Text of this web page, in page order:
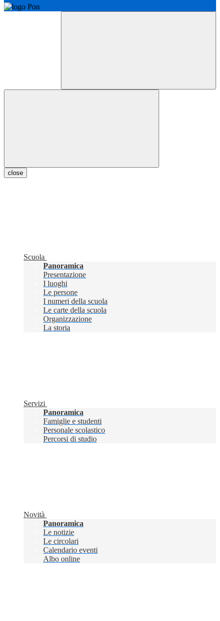
close
Scuola
Panoramica
Presentazione
I luoghi
Le persone
I numeri della scuola
Le carte della scuola
Organizzazione
La storia
Servizi
Panoramica
Famiglie e studenti
Personale scolastico
Percorsi di studio
Novità
Panoramica
Le notizie
Le circolari
Calendario eventi
Albo online